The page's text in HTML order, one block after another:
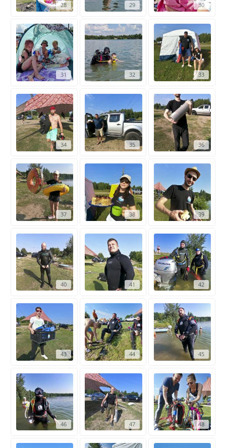
28 29 30
31 32 33
34 35 36
37 38 39
40 41 42
43 44 45
46 47 48